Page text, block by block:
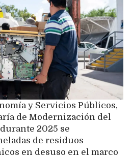
y Servicios Públicos,
de Modernización del
2025 se
de residuos
en desuso en el marco